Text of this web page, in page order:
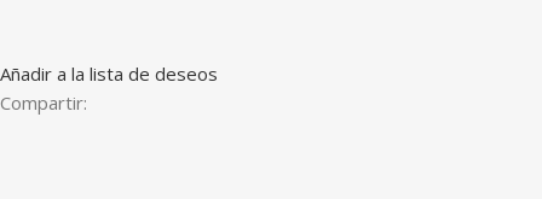
Añadir a la lista de deseos
Compartir: